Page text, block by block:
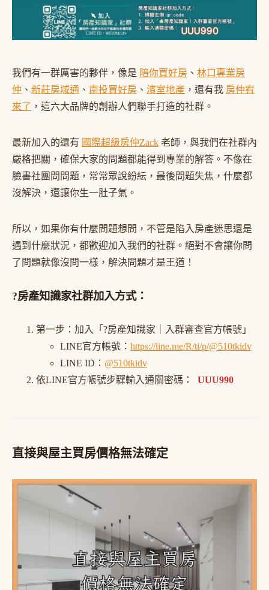
我們有一群厲害的夥伴，像是 陪你買好房 、 林口專業房
仲 、 新莊房域通 、 南投買好房 、 濱室地產 ，還有我 房仲宥
來了 ，這六大品牌的創辦人們聯手打造的社群。
最新加入的還有 國際超級房仲Zack 老師，與我們在社群內
嚴格把關，確保大家的問題都能得到專業的解答。不像在
臉書社團問問題，常常眾說紛紜，最後問題失焦，什麼都
沒解決，還讓你生一肚子氣。
所以，如果你有什麼問題想問，不管是陷入房產迷思還是
遇到什麼狀況，都歡迎加入我們的社群。絕對不會讓你問
了問題就像沒問一樣，解決問題才是王道！
?房產知識家社群加入方式：
第一步：加入「?房產知識家｜入群審查官方帳號」
LINE官方帳號： https://line.me/R/ti/p/@510tkidv
LINE ID： @510tkidv
依LINE官方帳號步驟輸入通關密碼：
UUU990
直接與屋主買房價格無法確定